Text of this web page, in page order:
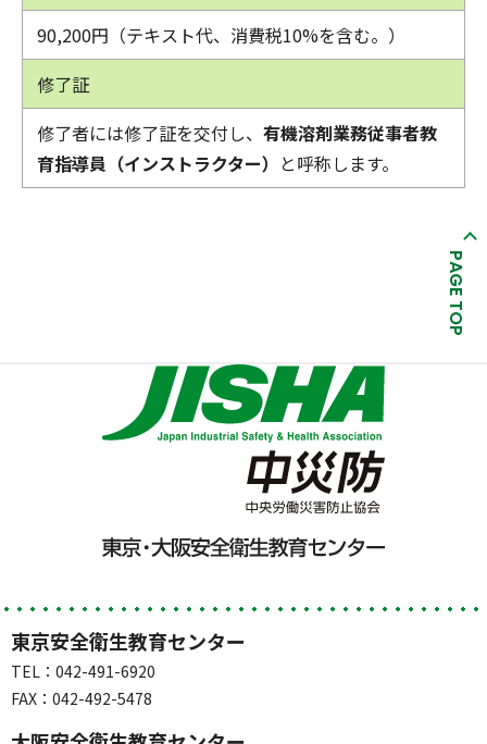
90,200円（テキスト代、消費税10%を含む。）
修了証
修了者には修了証を交付し、 有機溶剤業務従事者教
育指導員（インストラクター） と呼称します。
PAGE TOP
東京安全衛生教育センター
TEL：042-491-6920
FAX：042-492-5478